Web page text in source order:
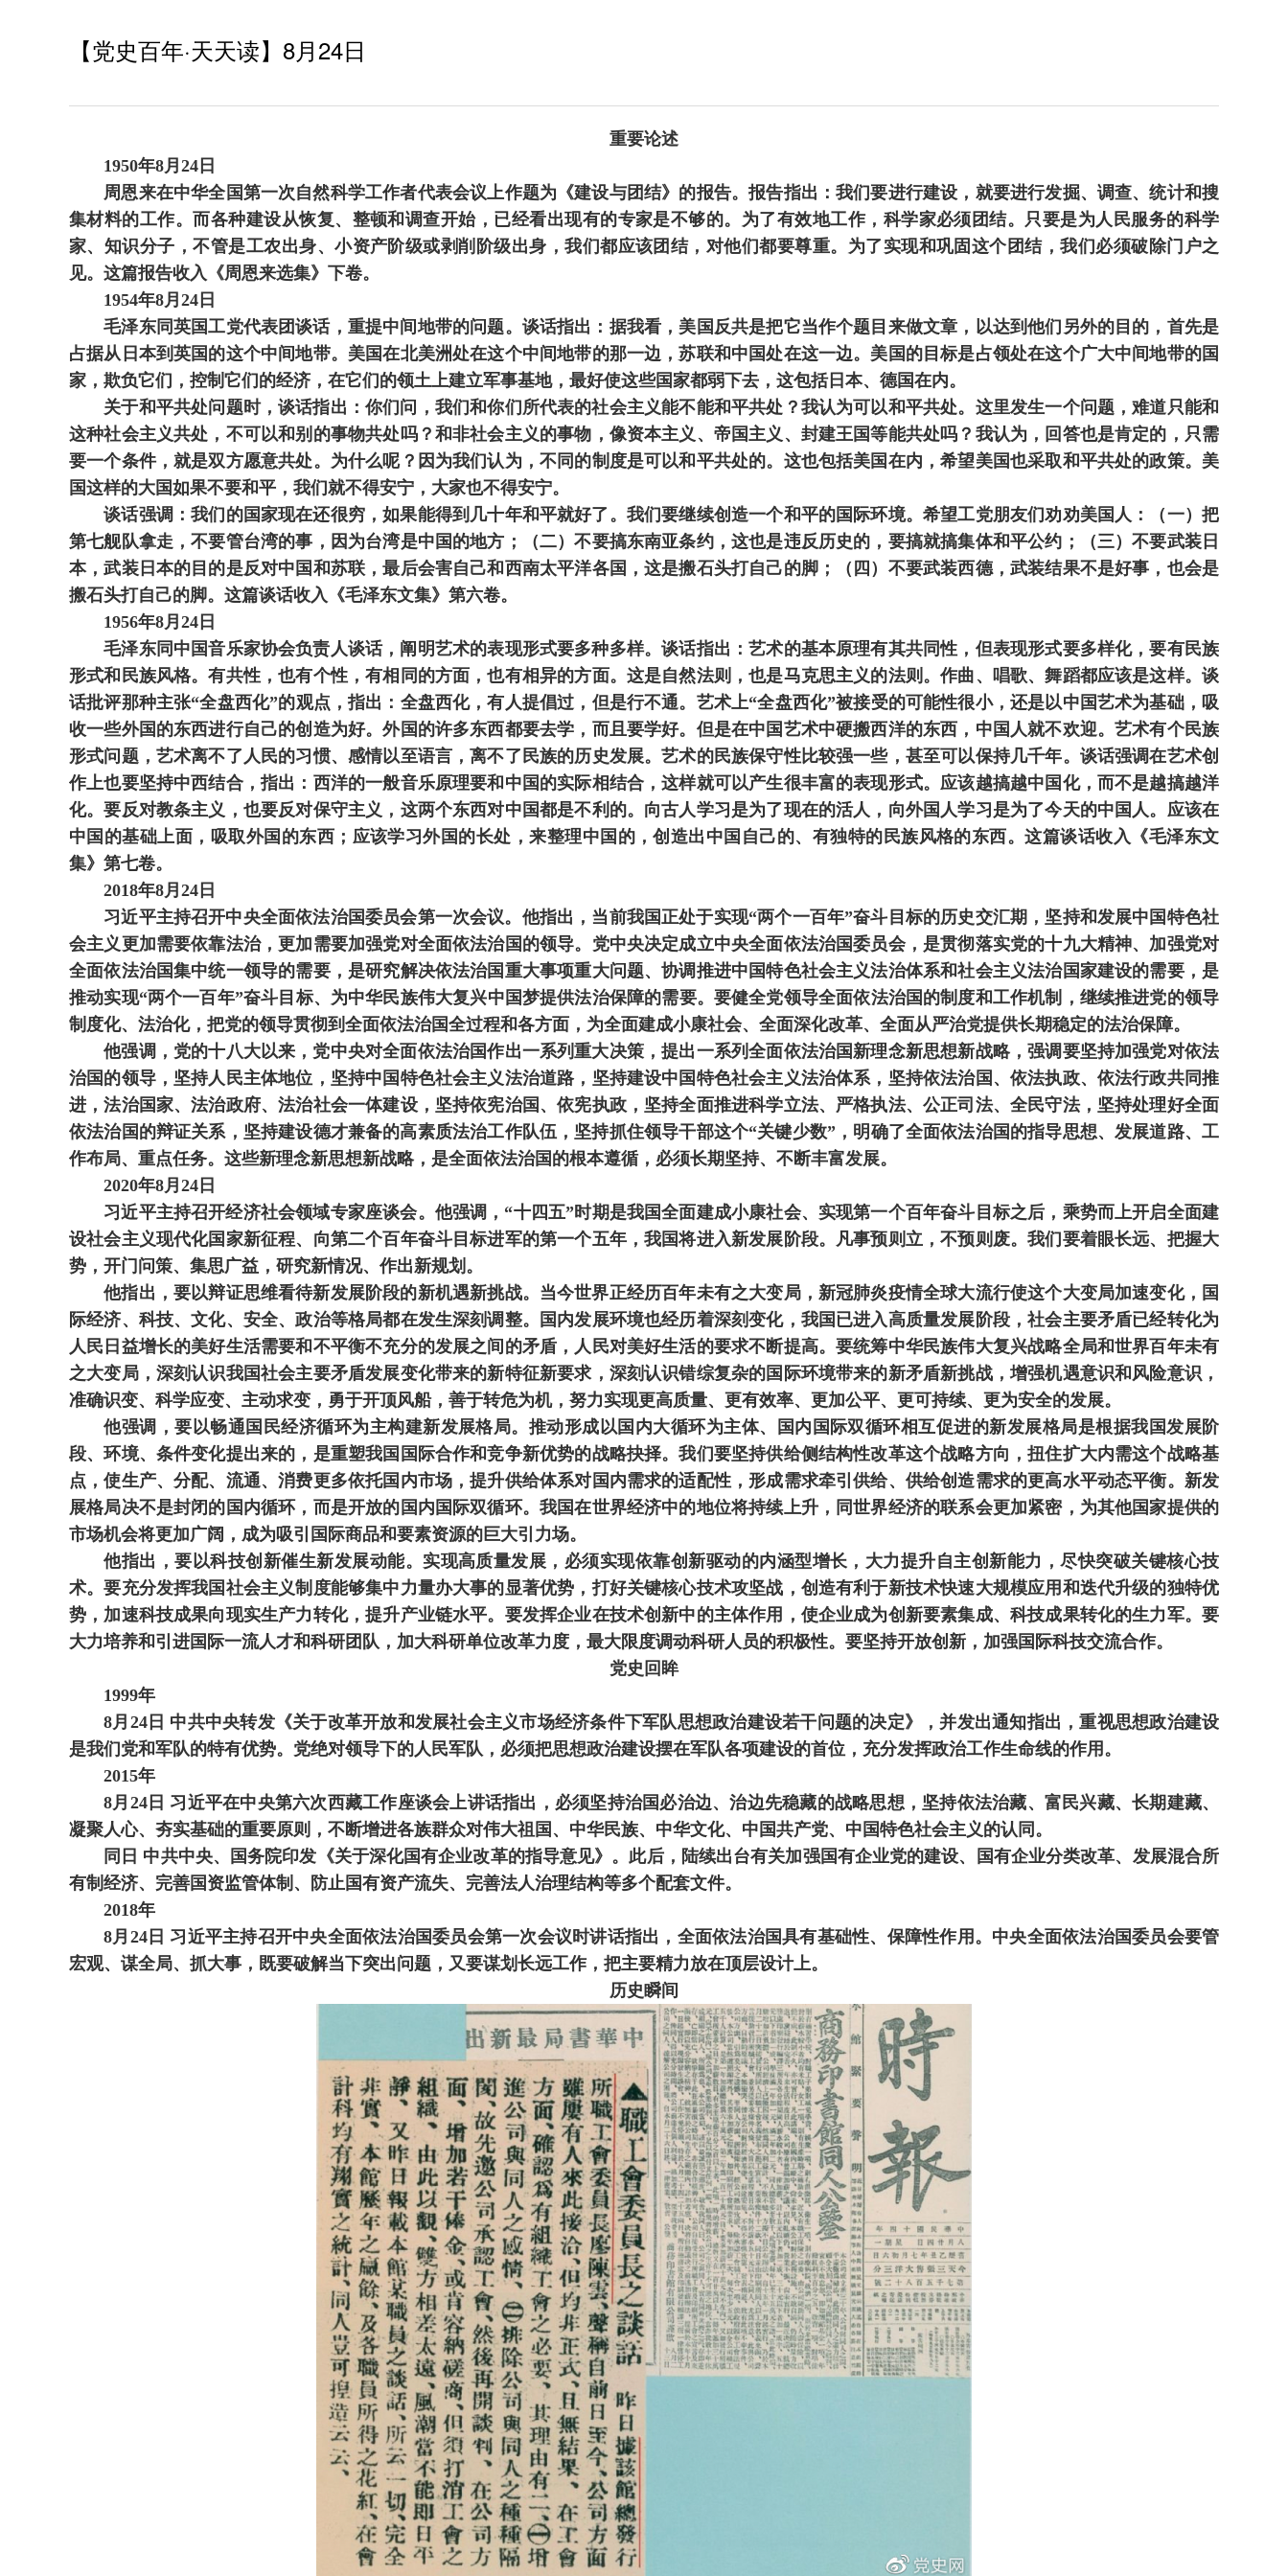
【党史百年·天天读】8月24日
重要论述
1950年8月24日
周恩来在中华全国第一次自然科学工作者代表会议上作题为《建设与团结》的报告。报告指出：我们要进行建设，就要进行发掘、调查、统计和搜
集材料的工作。而各种建设从恢复、整顿和调查开始，已经看出现有的专家是不够的。为了有效地工作，科学家必须团结。只要是为人民服务的科学
家、知识分子，不管是工农出身、小资产阶级或剥削阶级出身，我们都应该团结，对他们都要尊重。为了实现和巩固这个团结，我们必须破除门户之
见。这篇报告收入《周恩来选集》下卷。
1954年8月24日
毛泽东同英国工党代表团谈话，重提中间地带的问题。谈话指出：据我看，美国反共是把它当作个题目来做文章，以达到他们另外的目的，首先是
占据从日本到英国的这个中间地带。美国在北美洲处在这个中间地带的那一边，苏联和中国处在这一边。美国的目标是占领处在这个广大中间地带的国
家，欺负它们，控制它们的经济，在它们的领土上建立军事基地，最好使这些国家都弱下去，这包括日本、德国在内。
关于和平共处问题时，谈话指出：你们问，我们和你们所代表的社会主义能不能和平共处？我认为可以和平共处。这里发生一个问题，难道只能和
这种社会主义共处，不可以和别的事物共处吗？和非社会主义的事物，像资本主义、帝国主义、封建王国等能共处吗？我认为，回答也是肯定的，只需
要一个条件，就是双方愿意共处。为什么呢？因为我们认为，不同的制度是可以和平共处的。这也包括美国在内，希望美国也采取和平共处的政策。美
国这样的大国如果不要和平，我们就不得安宁，大家也不得安宁。
谈话强调：我们的国家现在还很穷，如果能得到几十年和平就好了。我们要继续创造一个和平的国际环境。希望工党朋友们劝劝美国人：（一）把
第七舰队拿走，不要管台湾的事，因为台湾是中国的地方；（二）不要搞东南亚条约，这也是违反历史的，要搞就搞集体和平公约；（三）不要武装日
本，武装日本的目的是反对中国和苏联，最后会害自己和西南太平洋各国，这是搬石头打自己的脚；（四）不要武装西德，武装结果不是好事，也会是
搬石头打自己的脚。这篇谈话收入《毛泽东文集》第六卷。
1956年8月24日
毛泽东同中国音乐家协会负责人谈话，阐明艺术的表现形式要多种多样。谈话指出：艺术的基本原理有其共同性，但表现形式要多样化，要有民族
形式和民族风格。有共性，也有个性，有相同的方面，也有相异的方面。这是自然法则，也是马克思主义的法则。作曲、唱歌、舞蹈都应该是这样。谈
话批评那种主张“全盘西化”的观点，指出：全盘西化，有人提倡过，但是行不通。艺术上“全盘西化”被接受的可能性很小，还是以中国艺术为基础，吸
收一些外国的东西进行自己的创造为好。外国的许多东西都要去学，而且要学好。但是在中国艺术中硬搬西洋的东西，中国人就不欢迎。艺术有个民族
形式问题，艺术离不了人民的习惯、感情以至语言，离不了民族的历史发展。艺术的民族保守性比较强一些，甚至可以保持几千年。谈话强调在艺术创
作上也要坚持中西结合，指出：西洋的一般音乐原理要和中国的实际相结合，这样就可以产生很丰富的表现形式。应该越搞越中国化，而不是越搞越洋
化。要反对教条主义，也要反对保守主义，这两个东西对中国都是不利的。向古人学习是为了现在的活人，向外国人学习是为了今天的中国人。应该在
中国的基础上面，吸取外国的东西；应该学习外国的长处，来整理中国的，创造出中国自己的、有独特的民族风格的东西。这篇谈话收入《毛泽东文
集》第七卷。
2018年8月24日
习近平主持召开中央全面依法治国委员会第一次会议。他指出，当前我国正处于实现“两个一百年”奋斗目标的历史交汇期，坚持和发展中国特色社
会主义更加需要依靠法治，更加需要加强党对全面依法治国的领导。党中央决定成立中央全面依法治国委员会，是贯彻落实党的十九大精神、加强党对
全面依法治国集中统一领导的需要，是研究解决依法治国重大事项重大问题、协调推进中国特色社会主义法治体系和社会主义法治国家建设的需要，是
推动实现“两个一百年”奋斗目标、为中华民族伟大复兴中国梦提供法治保障的需要。要健全党领导全面依法治国的制度和工作机制，继续推进党的领导
制度化、法治化，把党的领导贯彻到全面依法治国全过程和各方面，为全面建成小康社会、全面深化改革、全面从严治党提供长期稳定的法治保障。
他强调，党的十八大以来，党中央对全面依法治国作出一系列重大决策，提出一系列全面依法治国新理念新思想新战略，强调要坚持加强党对依法
治国的领导，坚持人民主体地位，坚持中国特色社会主义法治道路，坚持建设中国特色社会主义法治体系，坚持依法治国、依法执政、依法行政共同推
进，法治国家、法治政府、法治社会一体建设，坚持依宪治国、依宪执政，坚持全面推进科学立法、严格执法、公正司法、全民守法，坚持处理好全面
依法治国的辩证关系，坚持建设德才兼备的高素质法治工作队伍，坚持抓住领导干部这个“关键少数”，明确了全面依法治国的指导思想、发展道路、工
作布局、重点任务。这些新理念新思想新战略，是全面依法治国的根本遵循，必须长期坚持、不断丰富发展。
2020年8月24日
习近平主持召开经济社会领域专家座谈会。他强调，“十四五”时期是我国全面建成小康社会、实现第一个百年奋斗目标之后，乘势而上开启全面建
设社会主义现代化国家新征程、向第二个百年奋斗目标进军的第一个五年，我国将进入新发展阶段。凡事预则立，不预则废。我们要着眼长远、把握大
势，开门问策、集思广益，研究新情况、作出新规划。
他指出，要以辩证思维看待新发展阶段的新机遇新挑战。当今世界正经历百年未有之大变局，新冠肺炎疫情全球大流行使这个大变局加速变化，国
际经济、科技、文化、安全、政治等格局都在发生深刻调整。国内发展环境也经历着深刻变化，我国已进入高质量发展阶段，社会主要矛盾已经转化为
人民日益增长的美好生活需要和不平衡不充分的发展之间的矛盾，人民对美好生活的要求不断提高。要统筹中华民族伟大复兴战略全局和世界百年未有
之大变局，深刻认识我国社会主要矛盾发展变化带来的新特征新要求，深刻认识错综复杂的国际环境带来的新矛盾新挑战，增强机遇意识和风险意识，
准确识变、科学应变、主动求变，勇于开顶风船，善于转危为机，努力实现更高质量、更有效率、更加公平、更可持续、更为安全的发展。
他强调，要以畅通国民经济循环为主构建新发展格局。推动形成以国内大循环为主体、国内国际双循环相互促进的新发展格局是根据我国发展阶
段、环境、条件变化提出来的，是重塑我国国际合作和竞争新优势的战略抉择。我们要坚持供给侧结构性改革这个战略方向，扭住扩大内需这个战略基
点，使生产、分配、流通、消费更多依托国内市场，提升供给体系对国内需求的适配性，形成需求牵引供给、供给创造需求的更高水平动态平衡。新发
展格局决不是封闭的国内循环，而是开放的国内国际双循环。我国在世界经济中的地位将持续上升，同世界经济的联系会更加紧密，为其他国家提供的
市场机会将更加广阔，成为吸引国际商品和要素资源的巨大引力场。
他指出，要以科技创新催生新发展动能。实现高质量发展，必须实现依靠创新驱动的内涵型增长，大力提升自主创新能力，尽快突破关键核心技
术。要充分发挥我国社会主义制度能够集中力量办大事的显著优势，打好关键核心技术攻坚战，创造有利于新技术快速大规模应用和迭代升级的独特优
势，加速科技成果向现实生产力转化，提升产业链水平。要发挥企业在技术创新中的主体作用，使企业成为创新要素集成、科技成果转化的生力军。要
大力培养和引进国际一流人才和科研团队，加大科研单位改革力度，最大限度调动科研人员的积极性。要坚持开放创新，加强国际科技交流合作。
党史回眸
1999年
8月24日 中共中央转发《关于改革开放和发展社会主义市场经济条件下军队思想政治建设若干问题的决定》，并发出通知指出，重视思想政治建设
是我们党和军队的特有优势。党绝对领导下的人民军队，必须把思想政治建设摆在军队各项建设的首位，充分发挥政治工作生命线的作用。
2015年
8月24日 习近平在中央第六次西藏工作座谈会上讲话指出，必须坚持治国必治边、治边先稳藏的战略思想，坚持依法治藏、富民兴藏、长期建藏、
凝聚人心、夯实基础的重要原则，不断增进各族群众对伟大祖国、中华民族、中华文化、中国共产党、中国特色社会主义的认同。
同日 中共中央、国务院印发《关于深化国有企业改革的指导意见》。此后，陆续出台有关加强国有企业党的建设、国有企业分类改革、发展混合所
有制经济、完善国资监管体制、防止国有资产流失、完善法人治理结构等多个配套文件。
2018年
8月24日 习近平主持召开中央全面依法治国委员会第一次会议时讲话指出，全面依法治国具有基础性、保障性作用。中央全面依法治国委员会要管
宏观、谋全局、抓大事，既要破解当下突出问题，又要谋划长远工作，把主要精力放在顶层设计上。
历史瞬间